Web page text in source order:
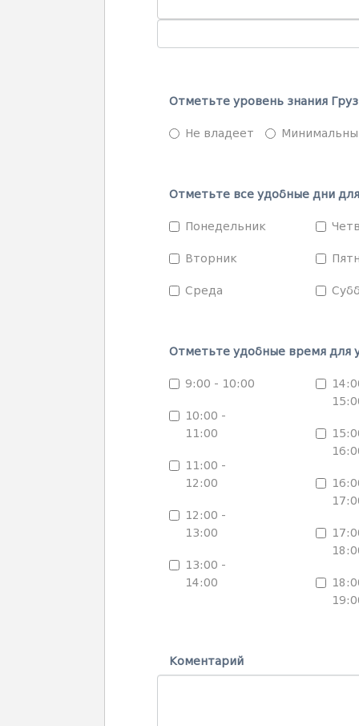
Отметьте уровень знания
Не владеет
Отметьте все удобные дни
Понедельник
Вторник
Среда
Отметьте удобные время для
9:00 - 10:00
10:00 -
11:00
11:00 -
12:00
12:00 -
13:00
13:00 -
14:00
Коментарий